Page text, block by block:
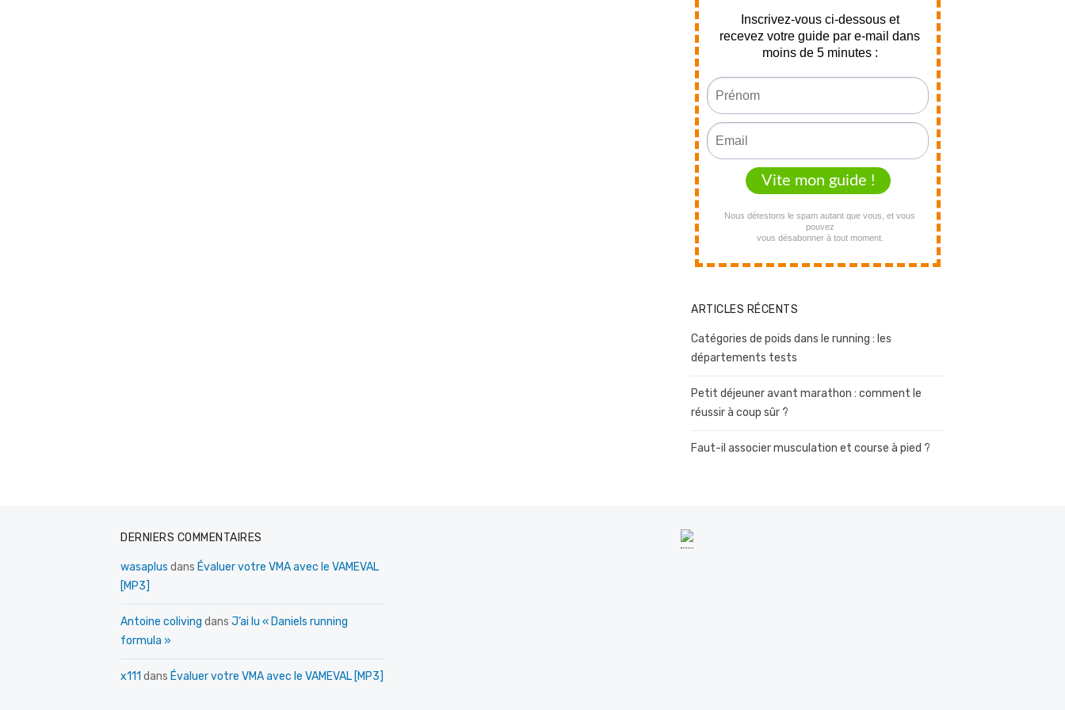
ARTICLES RÉCENTS
Catégories de poids dans le running : les
départements tests
Petit déjeuner avant marathon : comment le
réussir à coup sûr ?
Faut-il associer musculation et course à pied ?
DERNIERS COMMENTAIRES
wasaplus dans Évaluer votre VMA avec le VAMEVAL
[MP3]
Antoine coliving dans J’ai lu « Daniels running
formula »
x111 dans Évaluer votre VMA avec le VAMEVAL [MP3]